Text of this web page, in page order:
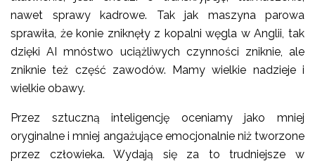
nawet sprawy kadrowe. Tak jak maszyna parowa
sprawiła, że konie zniknęły z kopalni węgla w Anglii, tak
dzięki AI mnóstwo uciążliwych czynności zniknie, ale
zniknie też część zawodów. Mamy wielkie nadzieje i
wielkie obawy.
Przez sztuczną inteligencję oceniamy jako mniej
oryginalne i mniej angażujące emocjonalnie niż tworzone
przez człowieka. Wydają się za to trudniejsze w